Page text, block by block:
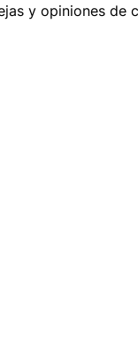
y opiniones de